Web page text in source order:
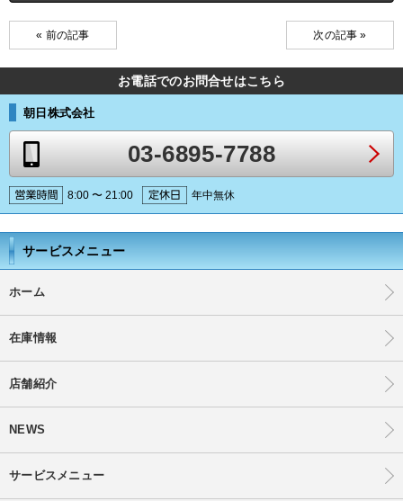
« 前の記事 次の記事 »
お電話でのお問合せはこちら
朝日株式会社
03-6895-7788
8:00 〜 21:00 年中無休
サービスメニュー
ホーム
在庫情報
店舗紹介
NEWS
サービスメニュー